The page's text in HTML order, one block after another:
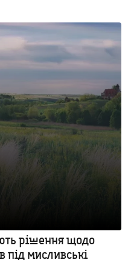
рішення щодо
під мисливські